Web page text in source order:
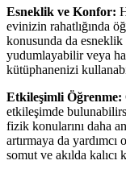
Esneklik ve Konfor:
evinizin rahatlığında
konusunda da esneklik
yudumlayabilir veya
kütüphanenizi
Etkileşimli Öğrenme:
etkileşimde
fizik konularını daha
artırmaya da
somut ve akılda kalıcı